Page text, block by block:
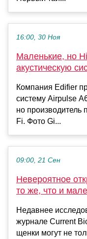
16:00, 30 Ноя
Маленькие, но
акустическую
Компания Edifier
систему Airpulse
но производитель
Fi. Фото Gi...
09:00, 21 Сен
Невероятное
то же, что и
Недавнее
журнале Current
щенки могут не